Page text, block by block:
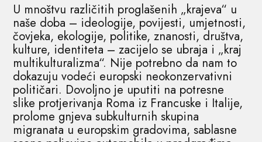
U mnoštvu različitih proglašenih „krajeva“ u
naše doba – ideologije, povijesti, umjetnosti,
čovjeka, ekologije, politike, znanosti, društva,
kulture, identiteta – zacijelo se ubraja i „kraj
multikulturalizma“. Nije potrebno da nam to
dokazuju vodeći europski neokonzervativni
političari. Dovoljno je uputiti na potresne
slike protjerivanja Roma iz Francuske i Italije,
prolome gnjeva subkulturnih skupina
migranata u europskim gradovima, sablasne